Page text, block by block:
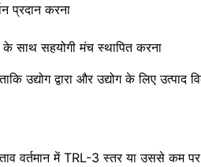
प्रदान करना
साथ सहयोगी मंच स्थापित करना
उद्योग द्वारा और उद्योग के लिए उत्पाद
वर्तमान में TRL-3 स्तर या उससे कम